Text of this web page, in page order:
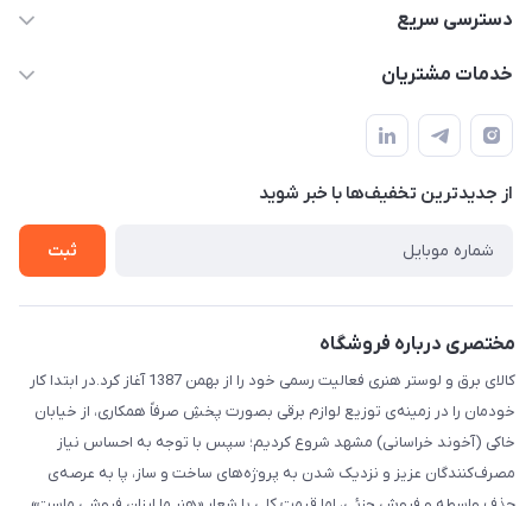
۰۵۱-۳۵۱۴۸۰۰۰
دسترسی سریع
حساب کاربری
لیست محصولات
درباره ما
خدمات مشتریان
سامانه پیگیری مرسولات اداره پست
سوالات متداول
قوانین و مقررات
حریم خصوصی
از جدید‌ترین تخفیف‌ها با‌ خبر شوید
ثبت
مختصری درباره فروشگاه
کالای برق و لوستر هنری فعالیت رسمی خود را از بهمن 1387 آغاز کرد.در ابتدا کار
خودمان را در زمینه‌ی توزیع لوازم برقی بصورت پخشِ صرفاً همکاری، از خیابان
خاکی (آخوند خراسانی) مشهد شروع کردیم؛ سپس با توجه به احساس نیاز
مصرف‌کنندگان عزیز و نزدیک شدن به پروژه‌های ساخت و ساز، پا به عرصه‌ی